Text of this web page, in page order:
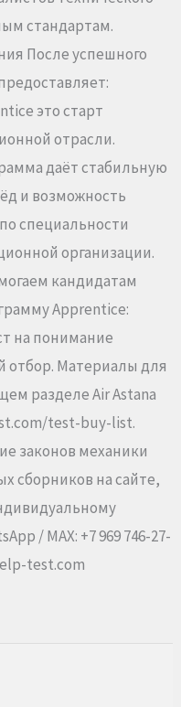
стандартам.
После успешного
это старт
отрасли.
даёт стабильную
и возможность
специальности
организации.
кандидатам
Apprentice:
на понимание
отбор. Материалы для
разделе Air Astana
test-buy-list.
законов механики
сборников на сайте,
/ MAX: +7 969 746-27-
test.com